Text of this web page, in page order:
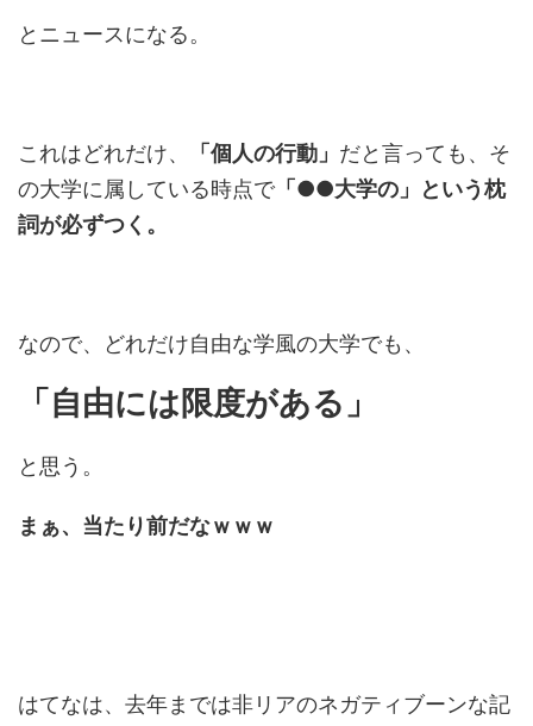
とニュースになる。
これはどれだけ、 「個人の行動」 だと言っても、そ
の大学に属している時点で「●●大学の」という枕
詞が必ずつく。
なので、どれだけ自由な学風の大学でも、
「自由には限度がある」
と思う。
まぁ、当たり前だなｗｗｗ
はてなは、去年までは非リアのネガティブーンな記